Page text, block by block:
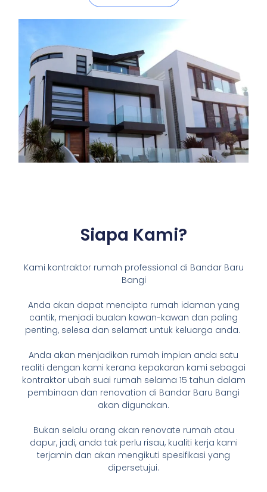
Siapa Kami?
Kami kontraktor rumah professional di Bandar Baru
Bangi
Anda akan dapat mencipta rumah idaman yang
cantik, menjadi bualan kawan-kawan dan paling
penting, selesa dan selamat untuk keluarga anda.
Anda akan menjadikan rumah impian anda satu
realiti dengan kami kerana kepakaran kami sebagai
kontraktor ubah suai rumah selama 15 tahun dalam
pembinaan dan renovation di Bandar Baru Bangi
akan digunakan.
Bukan selalu orang akan renovate rumah atau
dapur, jadi, anda tak perlu risau, kualiti kerja kami
terjamin dan akan mengikuti spesifikasi yang
dipersetujui.